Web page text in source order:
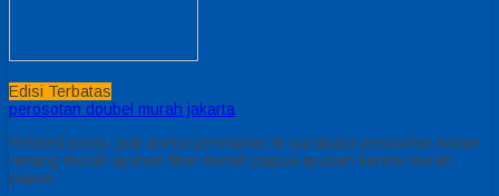
Edisi Terbatas
perosotan doubel murah jakarta
Related posts: jual aneka permainan tk surabaya perosotan kolam
renang murah ayunan fiber murah papua ayunan kereta murah
papua